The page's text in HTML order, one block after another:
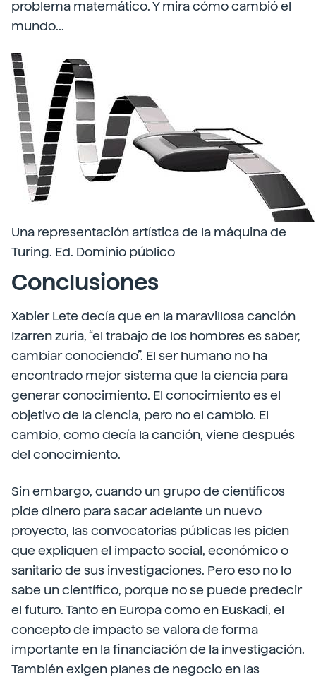
problema matemático. Y mira cómo cambió el
mundo...
Una representación artística de la máquina de
Turing. Ed. Dominio público
Conclusiones
Xabier Lete decía que en la maravillosa canción
Izarren zuria, “el trabajo de los hombres es saber,
cambiar conociendo”. El ser humano no ha
encontrado mejor sistema que la ciencia para
generar conocimiento. El conocimiento es el
objetivo de la ciencia, pero no el cambio. El
cambio, como decía la canción, viene después
del conocimiento.
Sin embargo, cuando un grupo de científicos
pide dinero para sacar adelante un nuevo
proyecto, las convocatorias públicas les piden
que expliquen el impacto social, económico o
sanitario de sus investigaciones. Pero eso no lo
sabe un científico, porque no se puede predecir
el futuro. Tanto en Europa como en Euskadi, el
concepto de impacto se valora de forma
importante en la financiación de la investigación.
También exigen planes de negocio en las